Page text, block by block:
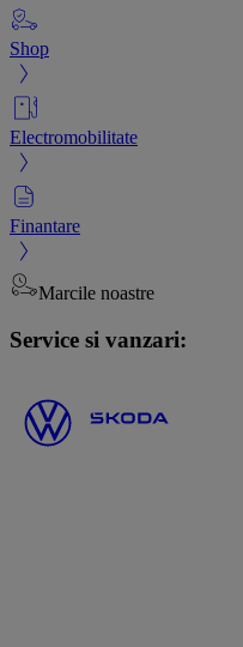
Shop
Electromobilitate
Finantare
Marcile noastre
Service si vanzari: